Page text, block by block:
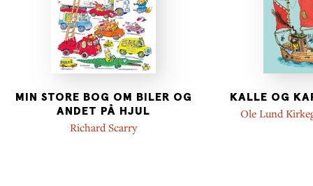
MIN STORE BOG OM BILER OG
ANDET PÅ HJUL
Richard Scarry
KALLE OG
Ole Lund